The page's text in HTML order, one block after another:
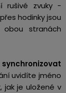
rušivé zvuky -
hodinky jsou
stranách
synchronizovat
uvidíte jméno
jak je uložené v